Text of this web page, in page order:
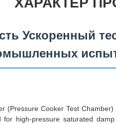
Ускоренный
(Pressure Cooker Test
for high-pressure saturated